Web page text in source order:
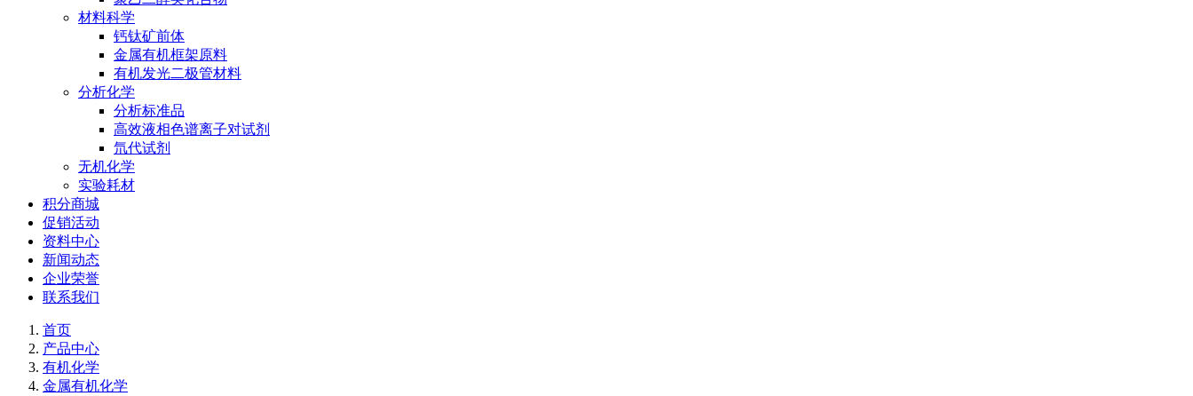
材料科学
钙钛矿前体
金属有机框架原料
有机发光二极管材料
分析化学
分析标准品
高效液相色谱离子对试剂
氘代试剂
无机化学
实验耗材
积分商城
促销活动
资料中心
新闻动态
企业荣誉
联系我们
首页
产品中心
有机化学
金属有机化学